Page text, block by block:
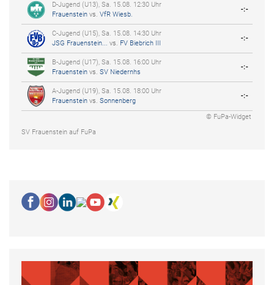
D-Jugend (U13), Sa. 15.08. 12:30 Uhr
Frauenstein vs. VfR Wiesb.
-:-
C-Jugend (U15), Sa. 15.08. 14:30 Uhr
JSG Frauenstein... vs. FV Biebrich III
-:-
B-Jugend (U17), Sa. 15.08. 16:00 Uhr
Frauenstein vs. SV Niedernhs
-:-
A-Jugend (U19), Sa. 15.08. 18:00 Uhr
Frauenstein vs. Sonnenberg
-:-
© FuPa-Widget
SV Frauenstein auf FuPa